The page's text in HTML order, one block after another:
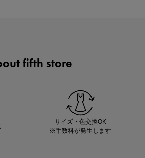
fifth store
サイズ・色交換OK
※手数料が発生します